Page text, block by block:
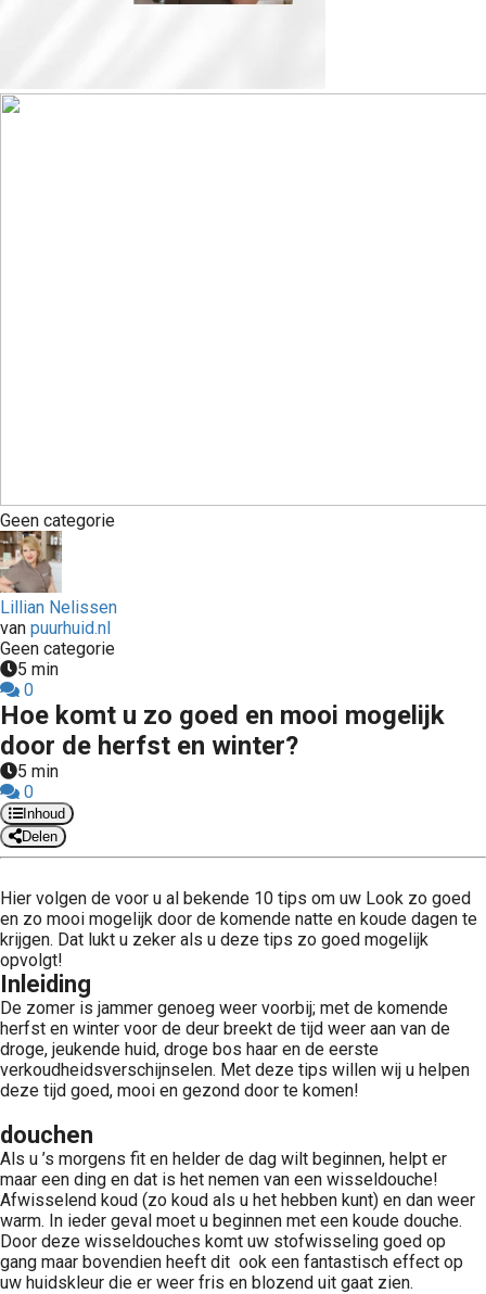
Geen categorie
Lillian Nelissen
van puurhuid.nl
Geen categorie
5 min
0
Hoe komt u zo goed en mooi mogelijk
door de herfst en winter?
5 min
0
Inhoud
Delen
Hier volgen de voor u al bekende 10 tips om uw Look zo goed
en zo mooi mogelijk door de komende natte en koude dagen te
krijgen. Dat lukt u zeker als u deze tips zo goed mogelijk
opvolgt!
Inleiding
De zomer is jammer genoeg weer voorbij; met de komende
herfst en winter voor de deur breekt de tijd weer aan van de
droge, jeukende huid, droge bos haar en de eerste
verkoudheidsverschijnselen. Met deze tips willen wij u helpen
deze tijd goed, mooi en gezond door te komen!
douchen
Als u ’s morgens fit en helder de dag wilt beginnen, helpt er
maar een ding en dat is het nemen van een wisseldouche!
Afwisselend koud (zo koud als u het hebben kunt) en dan weer
warm. In ieder geval moet u beginnen met een koude douche.
Door deze wisseldouches komt uw stofwisseling goed op
gang maar bovendien heeft dit ook een fantastisch effect op
uw huidskleur die er weer fris en blozend uit gaat zien.